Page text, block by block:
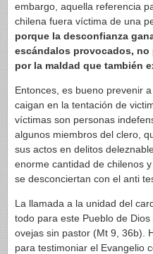
embargo, aquella referencia
chilena fuera víctima de una
porque la desconfianza
escándalos provocados,
por la maldad que también
Entonces, es bueno prevenir
caigan en la tentación de
víctimas son personas
algunos miembros del clero,
sus actos en delitos
enorme cantidad de chilenos
se desconciertan con el anti
La llamada a la unidad del
todo para este Pueblo de
ovejas sin pastor (Mt 9, 36b).
para testimoniar el Evangelio